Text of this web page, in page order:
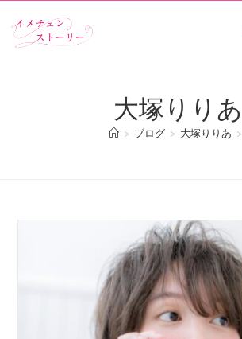
大塚りりあ
> ブログ > 大塚りりあ >